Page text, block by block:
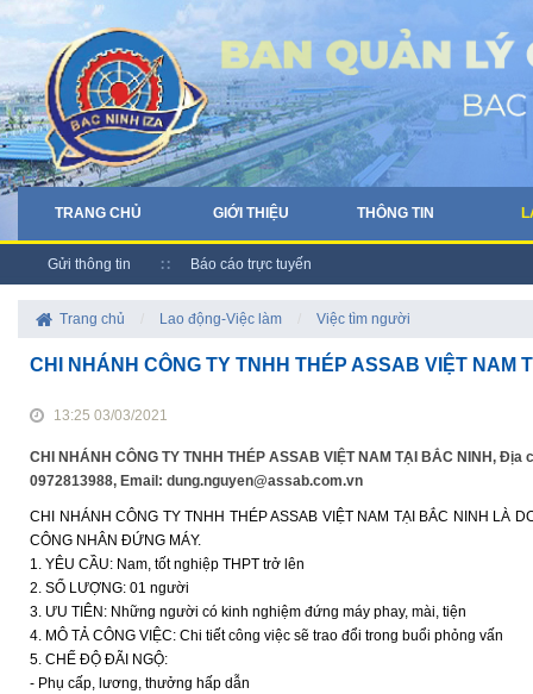
TRANG CHỦ GIỚI THIỆU THÔNG TIN
Gửi thông tin Báo cáo trực tuyến
Trang chủ Lao động-Việc làm Việc tìm người
CHI NHÁNH CÔNG TY TNHH THÉP ASSAB VIỆT NAM
13:25 03/03/2021
CHI NHÁNH CÔNG TY TNHH THÉP ASSAB VIỆT NAM TẠI BẮC NINH,
0972813988, Email: dung.nguyen@assab.com.vn
CHI NHÁNH CÔNG TY TNHH THÉP ASSAB VIỆT NAM TẠI BẮC NINH LÀ
CÔNG NHÂN ĐỨNG MÁY.
1. YÊU CẦU: Nam, tốt nghiệp THPT trở lên
2. SỐ LƯỢNG: 01 người
3. ƯU TIÊN: Những người có kinh nghiệm đứng máy phay, mài, tiện
4. MÔ TẢ CÔNG VIỆC: Chi tiết công việc sẽ trao đổi trong buổi phỏng vấn
5. CHẾ ĐỘ ĐÃI NGỘ:
- Phụ cấp, lương, thưởng hấp dẫn